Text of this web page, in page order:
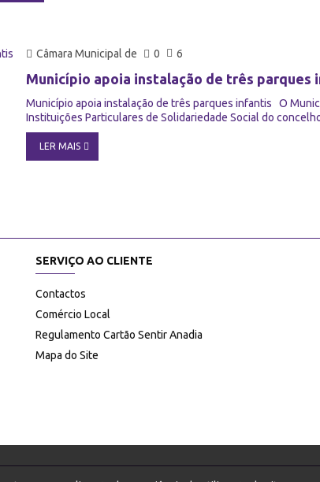
Câmara Municipal de 0 6
Município apoia instalação de três parques
Município apoia instalação de três parques infantis O
Instituições Particulares de Solidariedade Social do
LER MAIS
SERVIÇO AO CLIENTE
Contactos
Comércio Local
Regulamento Cartão Sentir Anadia
Mapa do Site